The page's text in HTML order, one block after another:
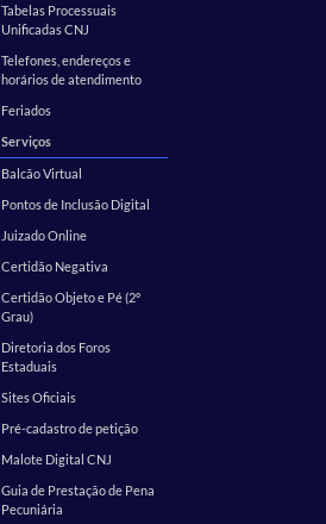
Tabelas Processuais
Unificadas CNJ
Telefones, endereços e
horários de atendimento
Feriados
Serviços
Balcão Virtual
Pontos de Inclusão Digital
Juizado Online
Certidão Negativa
Certidão Objeto e Pé (2º
Grau)
Diretoria dos Foros
Estaduais
Sites Oficiais
Pré-cadastro de petição
Malote Digital CNJ
Guia de Prestação de Pena
Pecuniária